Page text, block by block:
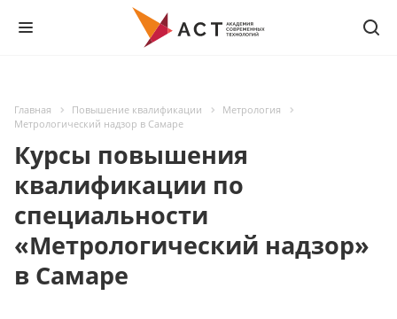
Главная Повышение квалификации
Метрология
Метрологический надзор в Самаре
Курсы повышения
квалификации по
специальности
«Метрологический надзор»
в Самаре